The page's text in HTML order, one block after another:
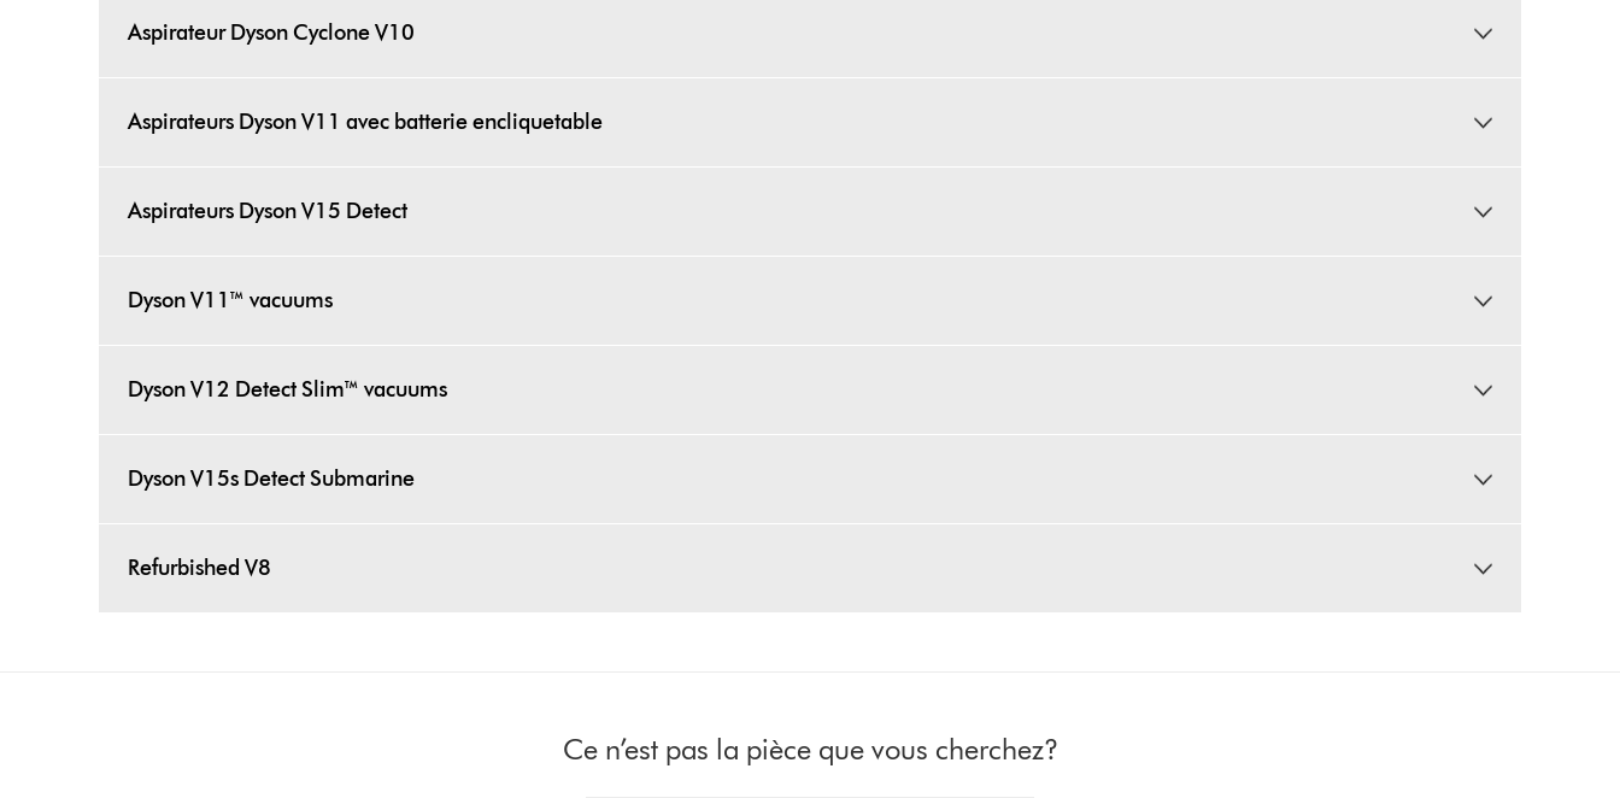
Aspirateur Dyson Cyclone V10
Aspirateurs Dyson V11 avec batterie encliquetable
Aspirateurs Dyson V15 Detect
Dyson V11™ vacuums
Dyson V12 Detect Slim™ vacuums
Dyson V15s Detect Submarine
Refurbished V8
Ce n’est pas la pièce que vous cherchez?